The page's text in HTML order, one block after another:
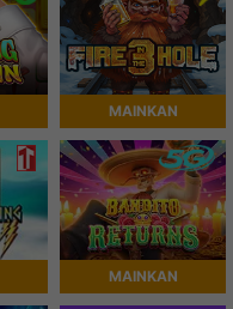
MAINKAN
MAINKAN